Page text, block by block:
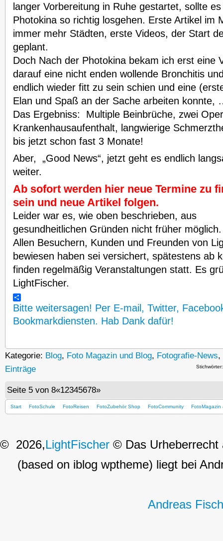
langer Vorbereitung in Ruhe gestartet, sollte
Photokina so richtig losgehen. Erste Artikel im
immer mehr Städten, erste Videos, der Start
geplant.
Doch Nach der Photokina bekam ich erst eine
darauf eine nicht enden wollende Bronchitis
endlich wieder fitt zu sein schien und eine
Elan und Spaß an der Sache arbeiten konnte,
Das Ergebniss: Multiple Beinbrüche, zwei
Krankenhausaufenthalt, langwierige
bis jetzt schon fast 3 Monate!
Aber, „Good News“, jetzt geht es endlich
weiter.
Ab sofort werden hier neue Termine zu
sein und neue Artikel folgen.
Leider war es, wie oben beschrieben, aus
gesundheitlichen Gründen nicht früher möglich.
Allen Besuchern, Kunden und Freunden von
bewiesen haben sei versichert, spätestens ab
finden regelmäßig Veranstaltungen statt. Es
LightFischer.
Bitte weitersagen! Per E-mail, Twitter,
Bookmarkdiensten. Hab Dank dafür!
Kategorie: Blog, Foto Magazin und Blog, Fotografie-News,
Einträge
Seite 5 von 8«12345678»
Start FotoSchule FotoReisen FotoZubehör Shop FotoCommunity FotoMagazin
© 2026,LightFischer © Das Urheberrecht
(based on iblog wptheme) liegt bei
Andreas